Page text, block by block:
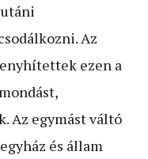
Az
ezen a
Az egymást váltó
és állam